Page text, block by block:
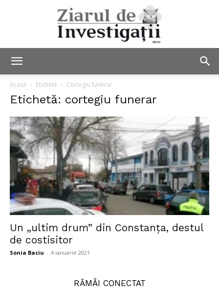
Investigații
Acasă Etichete Cortegiu funerar
Etichetă: cortegiu funerar
Un „ultim drum” din Constanța, destul
de costisitor
Sonia Baciu - 4 ianuarie 2021
RĂMÂI CONECTAT